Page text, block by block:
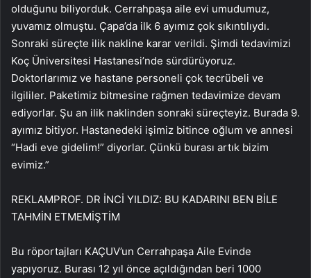
olduğunu biliyorduk. Cerrahpaşa aile evi umudumuz,
yuvamız olmuştu. Çapa’da ilk 6 ayımız çok sıkıntılıydı.
Sonraki süreçte ilik nakline karar verildi. Şimdi tedavimizi
Koç Üniversitesi Hastanesi’nde sürdürüyoruz.
Doktorlarımız ve hastane personeli çok tecrübeli ve
ilgililer. Paketimiz bitmesine rağmen tedavimize devam
ediyorlar. Şu an ilik naklinden sonraki süreçteyiz. Burada 9.
ayımız bitiyor. Hastanedeki işimiz bitince oğlum ve annesi
“Hadi eve gidelim!” diyorlar. Çünkü burası artık bizim
evimiz.”
REKLAMPROF. DR İNCİ YILDIZ: BU KADARINI BEN BİLE
TAHMİN ETMEMİŞTİM
Bu röportajları KAÇUV’un Cerrahpaşa Aile Evinde
yapıyoruz. Burası 12 yıl önce açıldığından beri 1000